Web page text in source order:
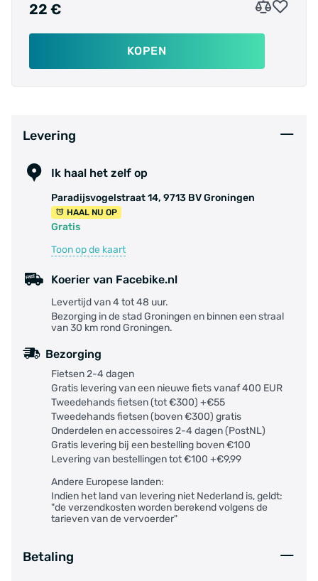
22 €
KOPEN
Levering
Ik haal het zelf op
Paradijsvogelstraat 14, 9713 BV Groningen
HAAL NU OP
Gratis
Toon op de kaart
Koerier van Facebike.nl
Levertijd van 4 tot 48 uur.
Bezorging in de stad Groningen en binnen een straal
van 30 km rond Groningen.
Bezorging
Fietsen 2-4 dagen
Gratis levering van een nieuwe fiets vanaf 400 EUR
Tweedehands fietsen (tot €300) +€55
Tweedehands fietsen (boven €300) gratis
Onderdelen en accessoires 2-4 dagen (PostNL)
Gratis levering bij een bestelling boven €100
Levering van bestellingen tot €100 +€9,99
Andere Europese landen:
Indien het land van levering niet Nederland is, geldt:
"de verzendkosten worden berekend volgens de
tarieven van de vervoerder"
Betaling